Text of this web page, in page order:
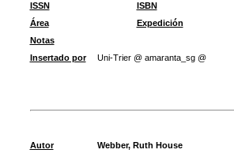
ISSN
ISBN
Área
Expedición
Notas
Insertado por
Uni-Trier @ amaranta_sg @
Autor
Webber, Ruth House